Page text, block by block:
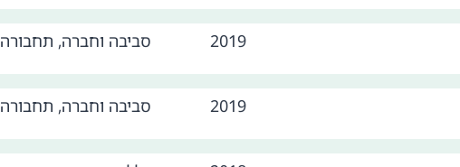
2019 סביבה וחברה, תחבורה
2019 סביבה וחברה, תחבורה